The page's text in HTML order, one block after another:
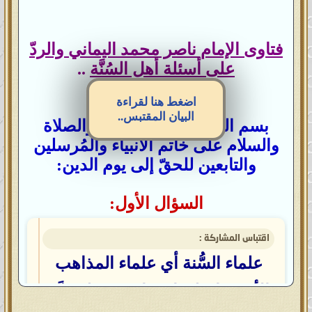
فتاوى الإمام ناصر محمد اليماني والردّ
على أسئلة أهل السُنَّة ..
بسم الله الرحمن الرحيم، والصلاة
والسلام على خاتم الأنبياء والمُرسلين
والتابعين للحقّ إلى يوم الدين:
السؤال الأول:
اقتباس المشاركة :
علماء السُّنة أي علماء المذاهب
الأربعة اختلفوا فيما بينهم فلم يدَّعِ
اضغط هنا لقراءة
البيان المقتبس..